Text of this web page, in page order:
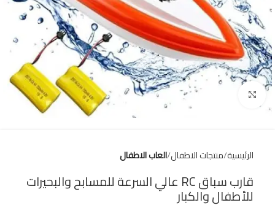
Click to enlarge
الرئيسية منتجات الاطفال العاب الاطفال
قارب سباق RC عالي السرعة للمسابح والبحيرات
للأطفال والكبار